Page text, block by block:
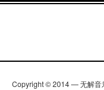
笨的农场主人。
Copyright © 2014 — 无解音